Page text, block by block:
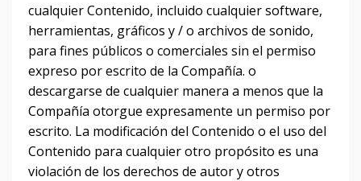
cualquier Contenido, incluido cualquier software,
herramientas, gráficos y / o archivos de sonido,
para fines públicos o comerciales sin el permiso
expreso por escrito de la Compañía. o
descargarse de cualquier manera a menos que la
Compañía otorgue expresamente un permiso por
escrito. La modificación del Contenido o el uso del
Contenido para cualquier otro propósito es una
violación de los derechos de autor y otros